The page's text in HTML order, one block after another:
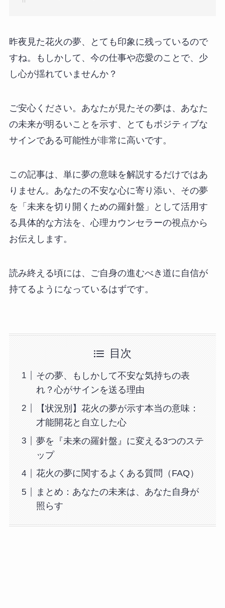
昨夜見た花火の夢、とても印象に残っているので
すね。もしかして、今の仕事や恋愛のことで、少
し心が揺れていませんか？
ご安心ください。あなたが見たその夢は、あなた
の未来が明るいことを示す、とてもポジティブな
サインである可能性が非常に高いです。
この記事は、単に夢の意味を解説するだけではあ
りません。あなたの不安な心に寄り添い、その夢
を「未来を切り開くための羅針盤」として活用す
る具体的な方法を、心理カウンセラーの視点から
お伝えします。
読み終える頃には、ご自身の進むべき道に自信が
持てるようになっているはずです。
目次
その夢、もしかして不安な気持ちの表
れ？心がサインを送る理由
【状況別】花火の夢が示す本当の意味：
才能開花と自立した心
夢を『未来の羅針盤』に変える3つのステ
ップ
花火の夢に関するよくある質問（FAQ）
まとめ：あなたの未来は、あなた自身が
照らす